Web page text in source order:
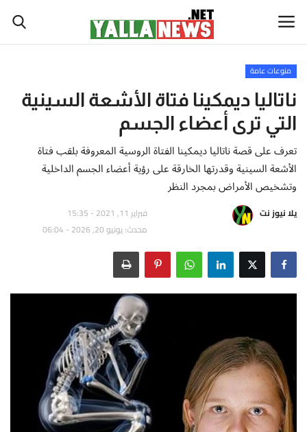
أخبار العالم
أخبار الوطن العربي
سياسة واقتصاد
رياضة
تكنولوجيا وعلوم
أطباق من المطابخ العربية
سياحة وسفر
منوعات عامة
منوعات عامة
ناتاليا ديمكينا فتاة الأشعة السينية
التي ترى أعضاء الجسم
تعرف على قصة ناتاليا ديمكينا الفتاة الروسية المعروفة بلقب فتاة
الأشعة السينية وقدرتها الخارقة على رؤية أعضاء الجسم الداخلية
وتشخيص الأمراض بمجرد النظر
يلا نيوز نت
فبراير 11, 2021 - 15:35
محدث: يونيو 20, 2026 - 06:04